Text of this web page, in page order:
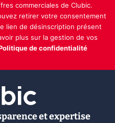
commerciales de Clubic.
retirer votre consentement
lien de désinscription présent
plus sur la gestion de vos
Politique de confidentialité
et expertise